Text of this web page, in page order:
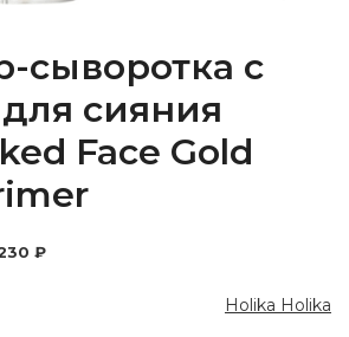
сыворотка с
сияния
Face Gold
₽
Holika Holika